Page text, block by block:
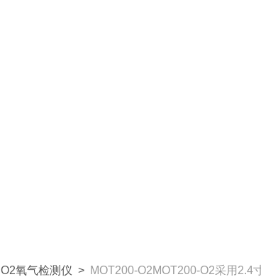
O2氧气检测仪 > MOT200-O2MOT200-O2采用2.4